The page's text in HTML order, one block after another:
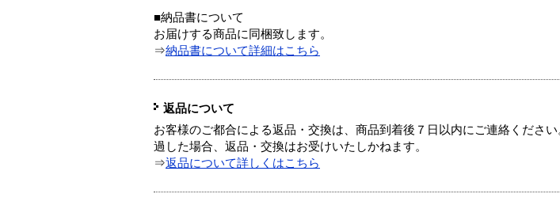
■納品書について
お届けする商品に同梱致します。
⇒納品書について詳細はこちら
返品について
お客様のご都合による返品・交換は、商品到着後７日以内にご連絡くださ
過した場合、返品・交換はお受けいたしかねます。
⇒返品について詳しくはこちら